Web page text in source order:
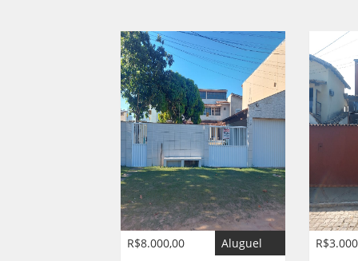
R$8.000,00 Aluguel